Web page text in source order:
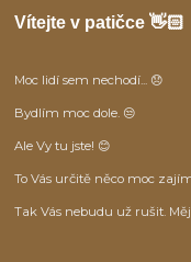
Vítejte v patičce 👋🏻
Moc lidí sem nechodí... 😞
Bydlím moc dole. 😒
Ale Vy tu jste! 😊
To Vás určitě něco moc
Tak Vás nebudu už rušit.